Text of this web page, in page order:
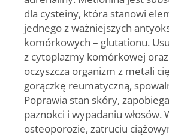
dla cysteiny, która stanowi
jednego z ważniejszych
komórkowych – glutationu.
z cytoplazmy komórkowej
oczyszcza organizm z metali
gorączkę reumatyczną,
Poprawia stan skóry,
paznokci i wypadaniu włosów.
osteoporozie, zatruciu